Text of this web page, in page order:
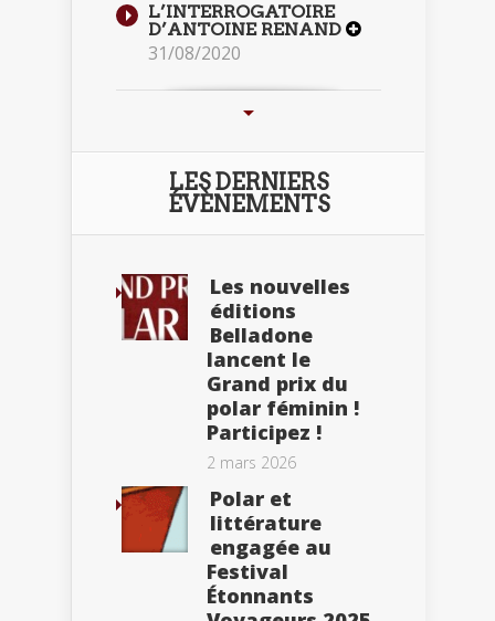
L’INTERROGATOIRE
D’ANTOINE RENAND
31/08/2020
LES DERNIERS
ÉVÈNEMENTS
Les nouvelles
éditions
Belladone
lancent le
Grand prix du
polar féminin !
Participez !
2 mars 2026
Polar et
littérature
engagée au
Festival
Étonnants